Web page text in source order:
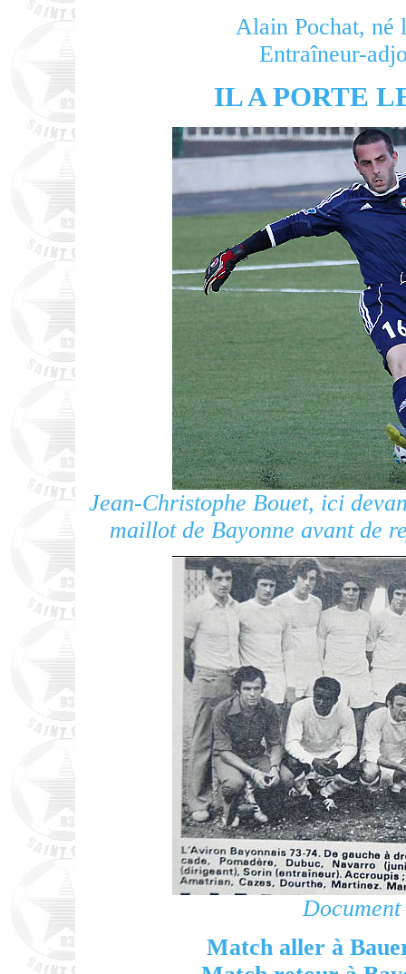
Alain Pochat, né
Entraîneur-
IL A PORTE
Jean-Christophe Bouet, ici
maillot de Bayonne avant de
Match aller à